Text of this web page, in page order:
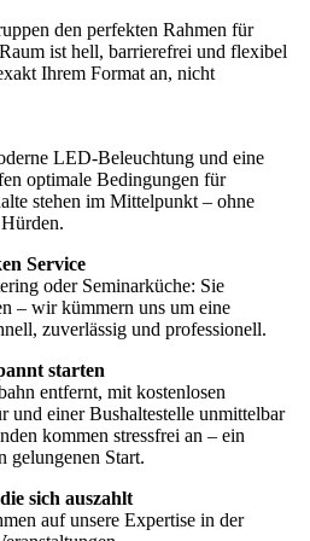
den perfekten Rahmen für
ist hell, barrierefrei und flexibel
Ihrem Format an, nicht
LED-Beleuchtung und eine
optimale Bedingungen für
stehen im Mittelpunkt – ohne
Service
oder Seminarküche: Sie
– wir kümmern uns um eine
zuverlässig und professionell.
starten
entfernt, mit kostenlosen
und einer Bushaltestelle unmittelbar
kommen stressfrei an – ein
gelungenen Start.
sich auszahlt
auf unsere Expertise in der